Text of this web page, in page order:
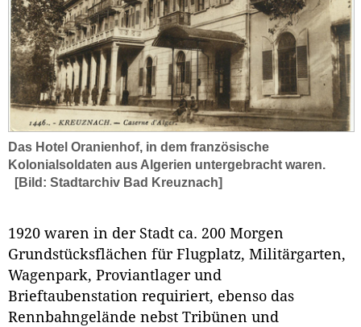
Das Hotel Oranienhof, in dem französische
Kolonialsoldaten aus Algerien untergebracht waren.
[Bild: Stadtarchiv Bad Kreuznach]
1920 waren in der Stadt ca. 200 Morgen
Grundstücksflächen für Flugplatz, Militärgarten,
Wagenpark, Proviantlager und
Brieftaubenstation requiriert, ebenso das
Rennbahngelände nebst Tribünen und